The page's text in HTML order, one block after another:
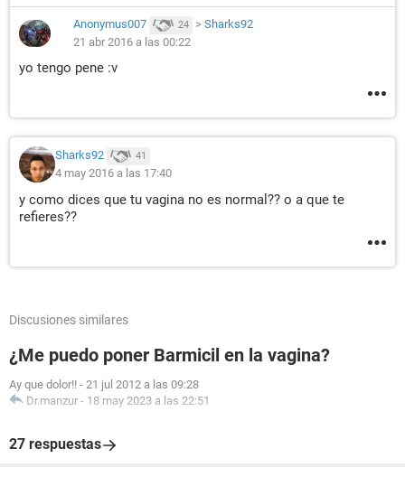
Anonymus007 24 > Sharks92
21 abr 2016 a las 00:22
yo tengo pene :v
Sharks92 41
4 may 2016 a las 17:40
y como dices que tu vagina no es normal?? o a que te
refieres??
Discusiones similares
¿Me puedo poner Barmicil en la vagina?
Ay que dolor!! - 21 jul 2012 a las 09:28
Dr.manzur - 18 may 2023 a las 22:51
27 respuestas